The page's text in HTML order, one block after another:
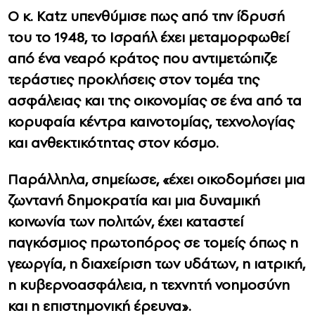
Ο κ. Katz υπενθύμισε πως από την ίδρυσή
του το 1948, το Ισραήλ έχει μεταμορφωθεί
από ένα νεαρό κράτος που αντιμετώπιζε
τεράστιες προκλήσεις στον τομέα της
ασφάλειας και της οικονομίας σε ένα από τα
κορυφαία κέντρα καινοτομίας, τεχνολογίας
και ανθεκτικότητας στον κόσμο.
Παράλληλα, σημείωσε, «έχει οικοδομήσει μια
ζωντανή δημοκρατία και μια δυναμική
κοινωνία των πολιτών, έχει καταστεί
παγκόσμιος πρωτοπόρος σε τομείς όπως η
γεωργία, η διαχείριση των υδάτων, η ιατρική,
η κυβερνοασφάλεια, η τεχνητή νοημοσύνη
και η επιστημονική έρευνα».